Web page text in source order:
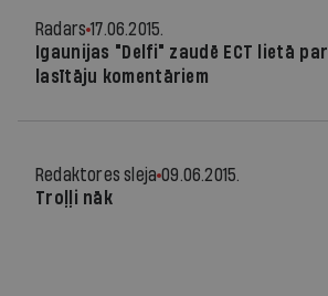
Radars 17.06.2015.
Igaunijas "Delfi" zaudē ECT lietā par
lasītāju komentāriem
Redaktores sleja 09.06.2015.
Troļļi nāk